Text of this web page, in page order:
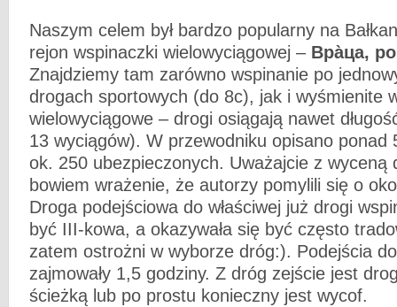
Naszym celem był bardzo popularny na
rejon wspinaczki wielowyciągowej – Вра̀ца,
Znajdziemy tam zarówno wspinanie po
drogach sportowych (do 8c), jak i wyśmienite
wielowyciągowe – drogi osiągają nawet
13 wyciągów). W przewodniku opisano ponad
ok. 250 ubezpieczonych. Uważajcie z wyceną
bowiem wrażenie, że autorzy pomylili się o
Droga podejściowa do właściwej już drogi
być III-kowa, a okazywała się być często
zatem ostrożni w wyborze dróg:). Podejścia
zajmowały 1,5 godziny. Z dróg zejście jest
ścieżką lub po prostu konieczny jest wycof.